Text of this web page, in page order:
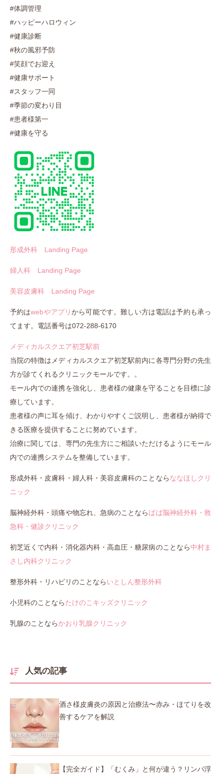
#体調管理
#ハッピーハロウィン
#健康診断
#秋の風邪予防
#笑顔でお迎え
#健康サポート
#スタッフ一同
#季節の変わり目
#患者様第一
#健康を守る
形成外科 Landing Page
婦人科 Landing Page
美容皮膚科 Landing Page
予約はwebやアプリから可能です。難しい方は電話は予約も承っ
てます。電話番号は072-288-6170
メディカルスクエア初芝駅前
当院の特徴はメディカルスクエア初芝駅前内に各専門分野の先生
方が診てくれるクリニックモールです。。
モール内での連携を強化し、患者様の健康を守ることを目標に診
療しています。
患者様の声に耳を傾け、わかりやすくご説明し、患者様が納得で
きる医療を提供することに努めています。
治療に関しては、専門の先生方にご相談いただけるようにモール
内での連携システムを整備しています。
形成外科・皮膚科・婦人科・美容皮膚科のことならななほしクリ
ニック
脳神経外科・頭痛や物忘れ、急病のことならばば脳神経外科・救
急科・健診クリニック
初芝近くで内科・消化器内科・高血圧・糖尿病のことなら中村ま
さし内科クリニック
整形外科・リハビリのことならいとしん整形外科
小児科のことならたけのこキッズクリニック
乳腺のことならかおり乳腺クリニック
人気の記事
酒さ様皮膚炎の原因と治療法〜赤み・ほてりを改
善するケアを解説
【完全ガイド】「むくみ」と何が違う？リンパ浮